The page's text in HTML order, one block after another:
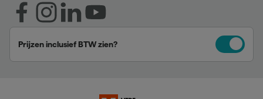
Prijzen inclusief BTW zien?